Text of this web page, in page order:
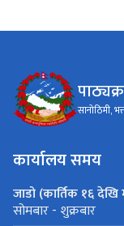
सानोठिमी,
कार्यालय समय
जाडो (कार्तिक १६
सोमबार - शुक्रबार